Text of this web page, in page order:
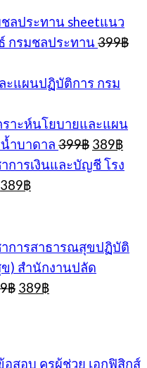
sheetแนว
กรมชลประทาน 399฿
าะห์นโยบายและแผน
ำบาดาล 399฿ Original
price
was:
389฿
is:
การเงินและบัญชี โรง
Original
389฿Current
การสาธารณสุขปฏิบัติ
) สำนักงานปลัด
฿ Original
389฿Current
สอบ ครูผู้ช่วย เอกฟิสิกส์